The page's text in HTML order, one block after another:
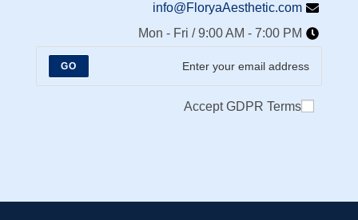
info@FloryaAesthetic.com
Mon - Fri / 9:00 AM - 7:00 PM
GO
Accept GDPR Terms